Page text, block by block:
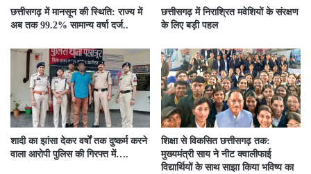
छत्तीसगढ़ में मानसून की स्थिति: राज्य में
अब तक 99.2% सामान्य वर्षा दर्ज..
छत्तीसगढ़ में निराश्रित मवेशियों के संरक्षण
के लिए बड़ी पहल
शादी का झांसा देकर वर्षों तक दुष्कर्म करने
वाला आरोपी पुलिस की गिरफ्त में….
शिक्षा से विकसित छत्तीसगढ़ तक:
मुख्यमंत्री साय ने नीट क्वालीफाई
विद्यार्थियों के साथ साझा किया भविष्य का